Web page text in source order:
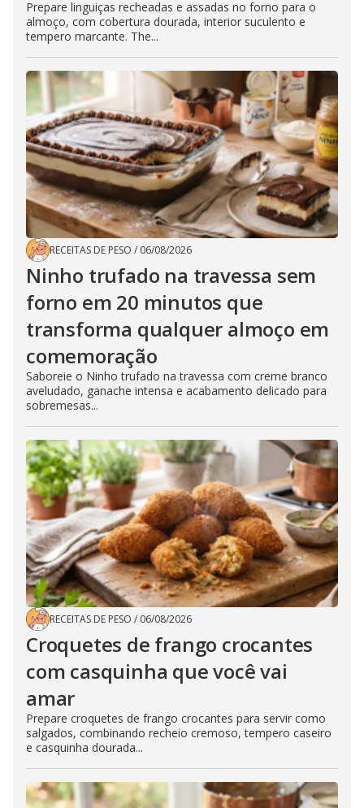
Prepare linguiças recheadas e assadas no forno para o
almoço, com cobertura dourada, interior suculento e
tempero marcante. The...
RECEITAS DE PESO / 06/08/2026
Ninho trufado na travessa sem
forno em 20 minutos que
transforma qualquer almoço em
comemoração
Saboreie o Ninho trufado na travessa com creme branco
aveludado, ganache intensa e acabamento delicado para
sobremesas...
RECEITAS DE PESO / 06/08/2026
Croquetes de frango crocantes
com casquinha que você vai
amar
Prepare croquetes de frango crocantes para servir como
salgados, combinando recheio cremoso, tempero caseiro
e casquinha dourada...